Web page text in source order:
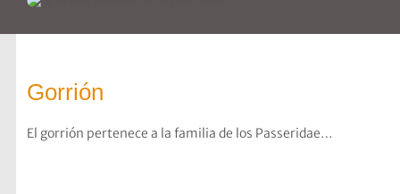
Gorrión
El gorrión pertenece a la familia de los Passeridae…